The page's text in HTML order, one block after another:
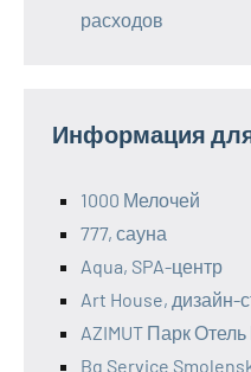
расходов
Информация для
1000 Мелочей
777, сауна
Aqua, SPA-центр
Art House, дизайн-
AZIMUT Парк
Bg Service